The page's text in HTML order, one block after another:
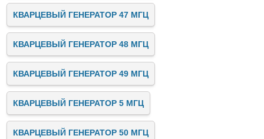
КВАРЦЕВЫЙ ГЕНЕРАТОР 47 МГЦ
КВАРЦЕВЫЙ ГЕНЕРАТОР 48 МГЦ
КВАРЦЕВЫЙ ГЕНЕРАТОР 49 МГЦ
КВАРЦЕВЫЙ ГЕНЕРАТОР 5 МГЦ
КВАРЦЕВЫЙ ГЕНЕРАТОР 50 МГЦ